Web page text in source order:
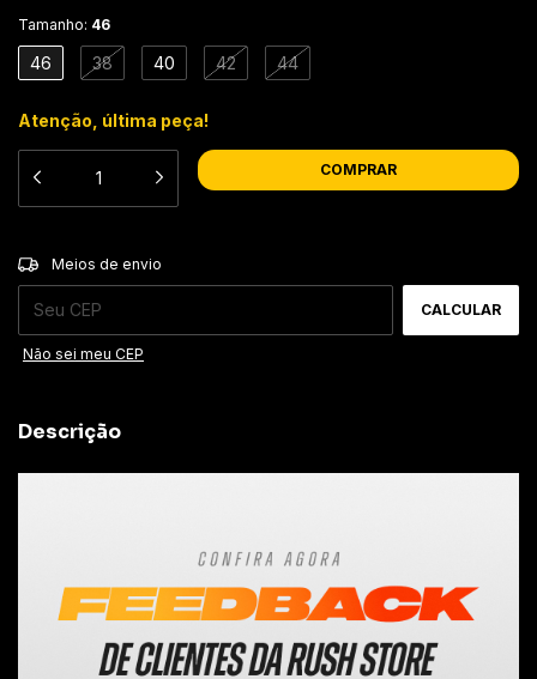
Tamanho: 46
46 38 40 42 44
Atenção, última peça!
Entregas para o CEP:
Meios de envio
CALCULAR
Não sei meu CEP
Descrição